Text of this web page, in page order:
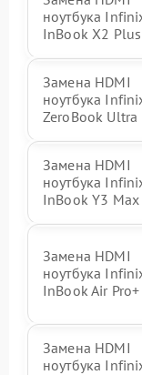
ноутбука
InBook X2 Plus
Замена HDMI
ноутбука
ZeroBook Ultra
Замена HDMI
ноутбука
InBook Y3 Max
Замена HDMI
ноутбука
InBook Air Pro+
Замена HDMI
ноутбука